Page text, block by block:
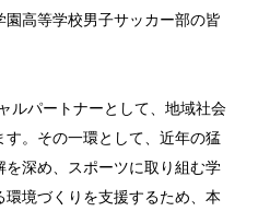
高等学校男子サッカー部の皆
ルパートナーとして、地域社会
。その一環として、近年の猛
深め、スポーツに取り組む学
境づくりを支援するため、本